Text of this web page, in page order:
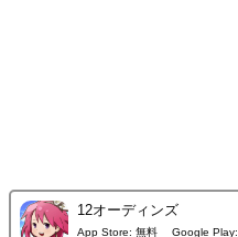
12オーディンズ
App Store: 無料 Google Play: